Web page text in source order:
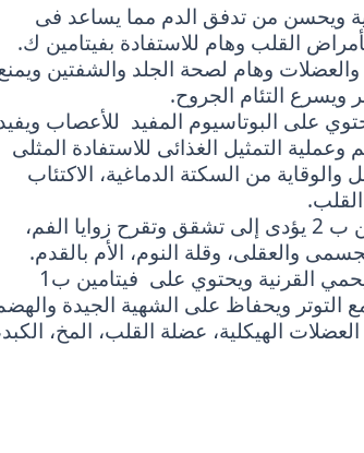
ويحسن من تدفق الدم مما يساعد فى
القلب وهام للاستفادة بفيتامين ك.
وهام لصحة الجلد والشفتين
التئام الجروح.
على البوتاسيوم المفيد للأعصاب
التمثيل الغذائى للاستفادة المثلى
من السكتة الدماغية، الاكتئاب
يحتوي على فيتامين ب2 المفيد في النمو والبصر ونقص فيتامين ب 2 يؤدى إلى تشقق وتقرح زوايا الفم،
والعقلى، وقلة النوم، الأم بالقدم.
يحتوي على فيتامين أ المفيد في رفع المناعة والمفيد للعيون ويحمي القرنية ويحتوي على فيتامين ب1
التوتر ويحفاظ على الشهية الجيدة
فى الجسم كله 30 مجم خاصة فى العضلات الهيكلية، عضلة القلب، المخ،